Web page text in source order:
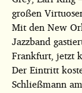
großen
Mit den New
Jazzband
Frankfurt, jetzt
Der Eintritt
Schließmann